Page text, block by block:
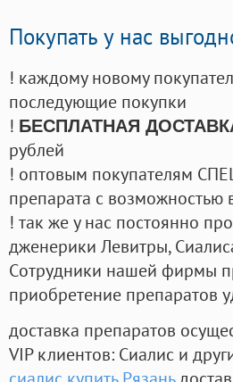
Покупать у нас
! каждому новому
последующие покупки
! БЕСПЛАТНАЯ
рублей
! оптовым покупателям
препарата с возможностью
! так же у нас постоянно
дженерики Левитры,
Cотрудники нашей фирмы
приобретение препаратов
доставка препаратов
VIP клиентов: Сиалис и